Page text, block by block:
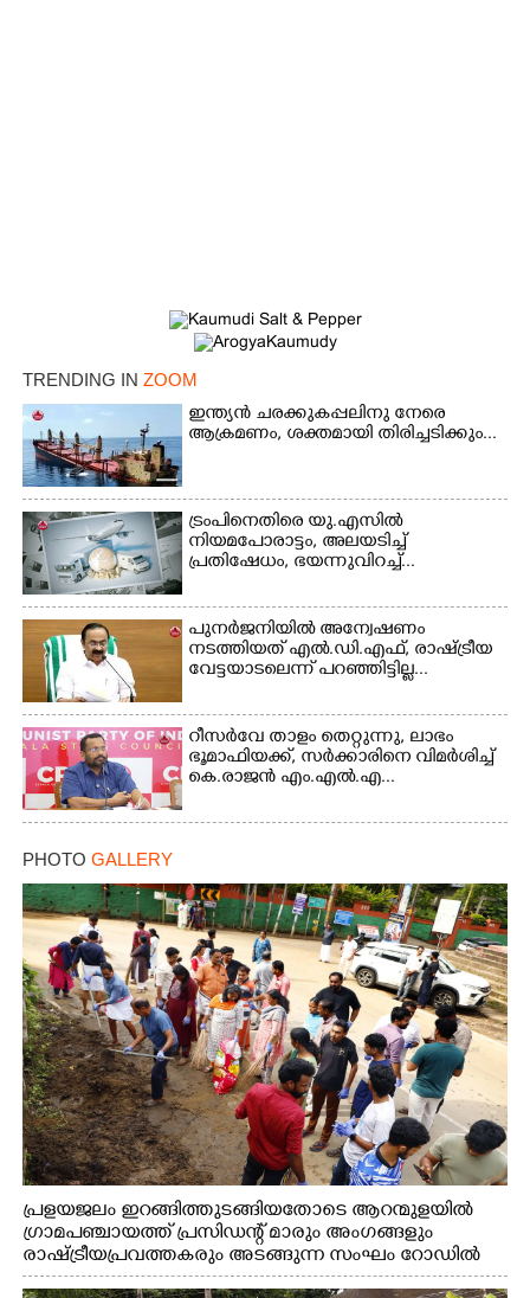
TRENDING IN ZOOM
ഇന്ത്യൻ ചരക്കുകപ്പലിനു നേരെ
ആക്രമണം, ശക്തമായി തിരിച്ചടിക്കും...
ട്രംപിനെതിരെ യു.എസിൽ
നിയമപോരാട്ടം, അലയടിച്ച്
പ്രതിഷേധം, ഭയന്നുവിറച്ച്...
പുനർജനിയിൽ അന്വേഷണം
നടത്തിയത് എൽ.ഡി.എഫ്, രാഷ്ട്രീയ
വേട്ടയാടലെന്ന് പറഞ്ഞിട്ടില്ല...
റീസർവേ താളം തെറ്റുന്നു, ലാഭം
ഭൂമാഫിയക്ക്, സർക്കാരിനെ വിമർശിച്ച്
കെ.രാജൻ എം.എൽ.എ...
PHOTO GALLERY
പ്രളയജലം ഇറങ്ങിത്തുടങ്ങിയതോടെ ആറന്മുളയിൽ
ഗ്രാമപഞ്ചായത്ത് പ്രസിഡന്റ് മാരും അംഗങ്ങളും
രാഷ്ട്രീയപ്രവത്തകരും അടങ്ങുന്ന സംഘം റോഡിൽ
അടിഞ്ഞ് കൂടിയ ചെളിയും മണ്ണും മറ്റ് മാലിന്യങ്ങളും
Share this link